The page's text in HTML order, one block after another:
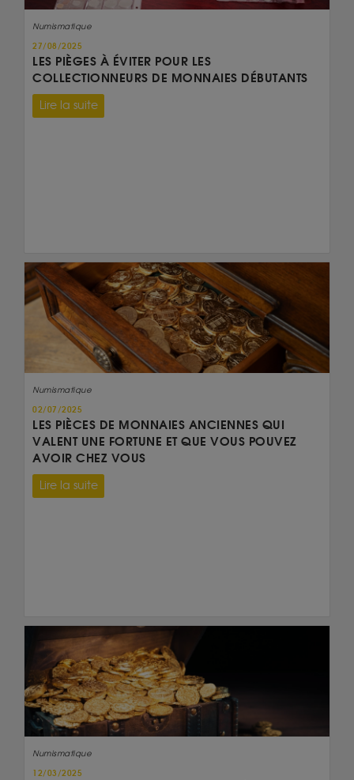
Numismatique
27/08/2025
LES PIÈGES À ÉVITER POUR LES
COLLECTIONNEURS DE MONNAIES DÉBUTANTS
Lire la suite
Numismatique
02/07/2025
LES PIÈCES DE MONNAIES ANCIENNES QUI
VALENT UNE FORTUNE ET QUE VOUS POUVEZ
AVOIR CHEZ VOUS
Lire la suite
Numismatique
12/03/2025